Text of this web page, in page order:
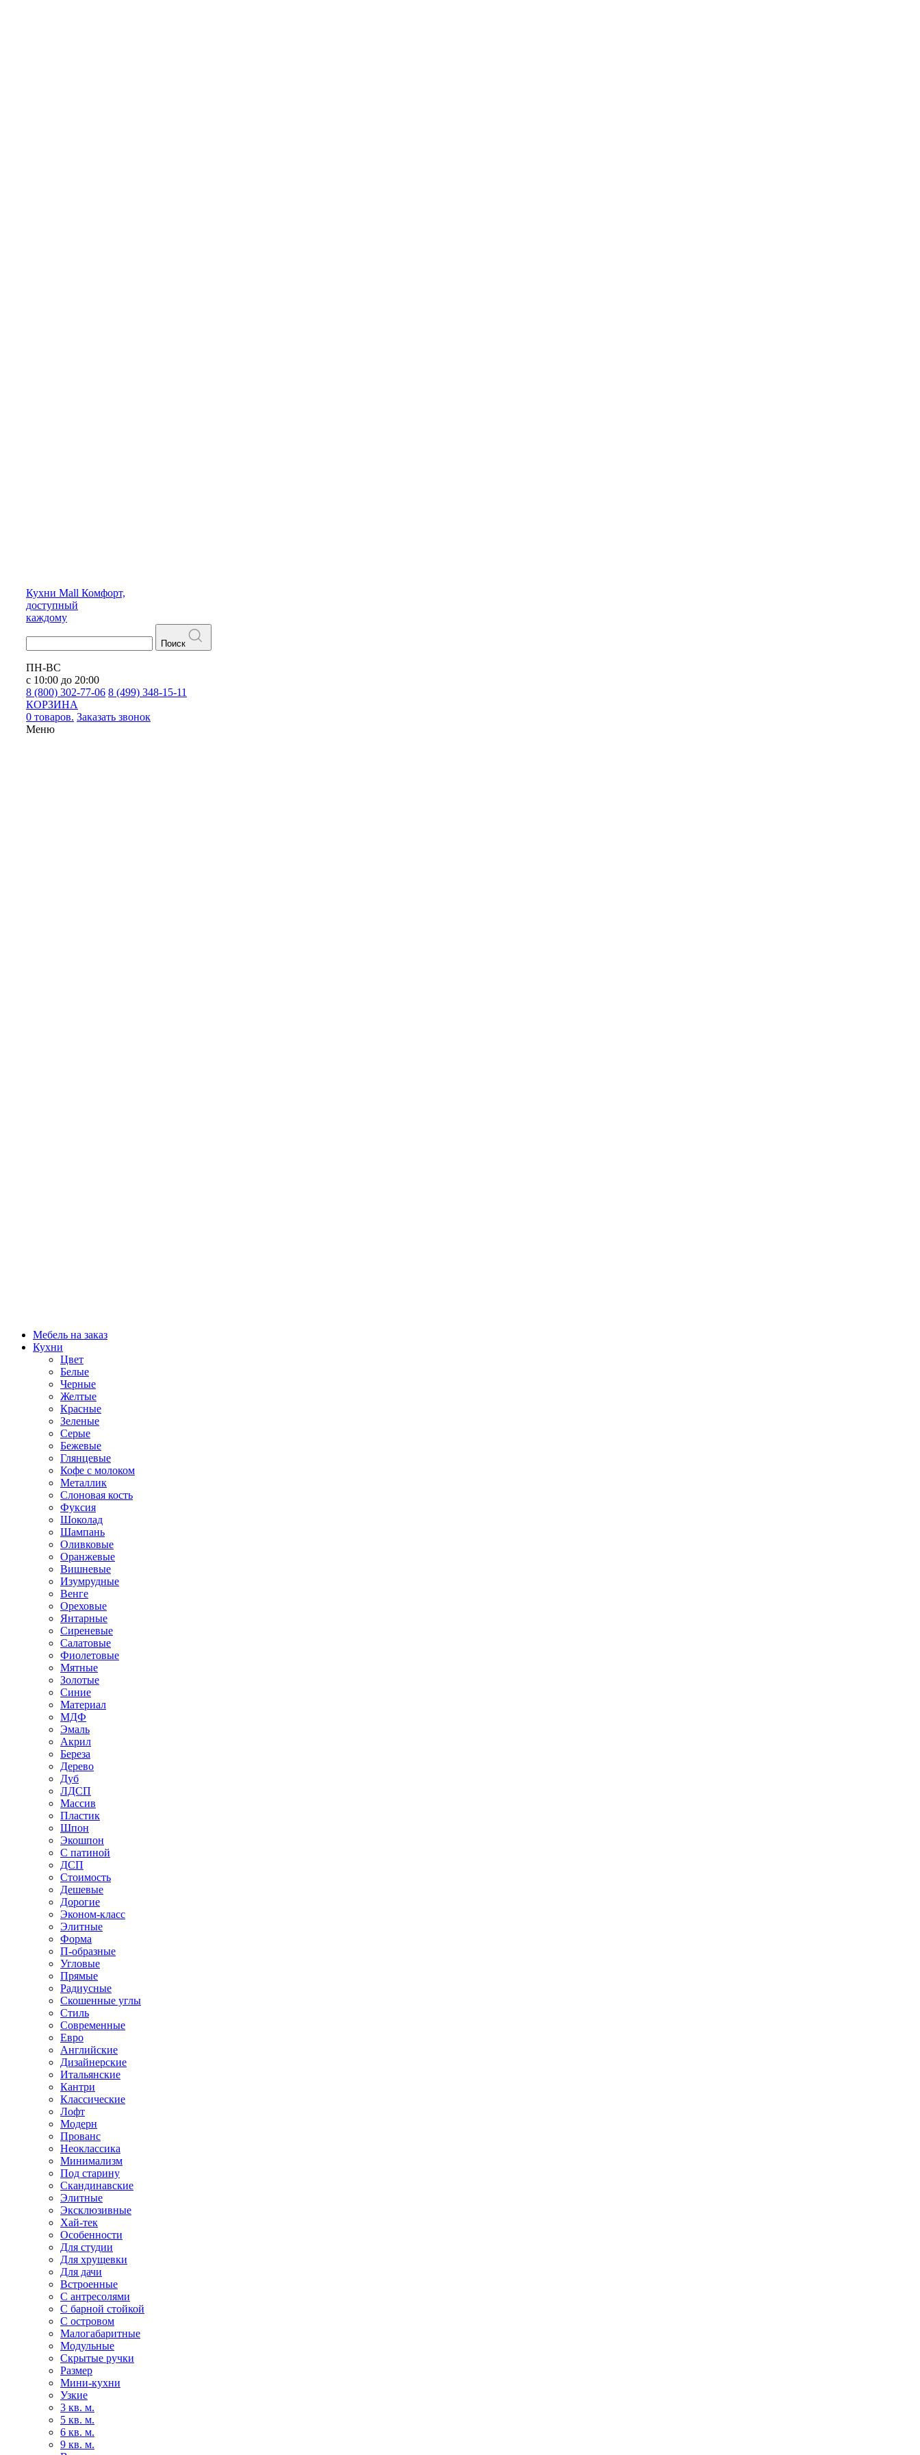
Кухни Mall Комфорт,
доступный
каждому
Поиск
ПН-ВС
с 10:00 до 20:00
8 (800) 302-77-06 8 (499) 348-15-11
КОРЗИНА
0 товаров. Заказать звонок
Меню
Мебель на заказ
Кухни
Цвет
Белые
Черные
Желтые
Красные
Зеленые
Серые
Бежевые
Глянцевые
Кофе с молоком
Металлик
Слоновая кость
Фуксия
Шоколад
Шампань
Оливковые
Оранжевые
Вишневые
Изумрудные
Венге
Ореховые
Янтарные
Сиреневые
Салатовые
Фиолетовые
Мятные
Золотые
Синие
Материал
МДФ
Эмаль
Акрил
Береза
Дерево
Дуб
ЛДСП
Массив
Пластик
Шпон
Экошпон
С патиной
ДСП
Стоимость
Дешевые
Дорогие
Эконом-класс
Элитные
Форма
П-образные
Угловые
Прямые
Радиусные
Скошенные углы
Стиль
Современные
Евро
Английские
Дизайнерские
Итальянские
Кантри
Классические
Лофт
Модерн
Прованс
Неоклассика
Минимализм
Под старину
Скандинавские
Элитные
Эксклюзивные
Хай-тек
Особенности
Для студии
Для хрущевки
Для дачи
Встроенные
С антресолями
С барной стойкой
С островом
Малогабаритные
Модульные
Скрытые ручки
Размер
Мини-кухни
Узкие
3 кв. м.
5 кв. м.
6 кв. м.
9 кв. м.